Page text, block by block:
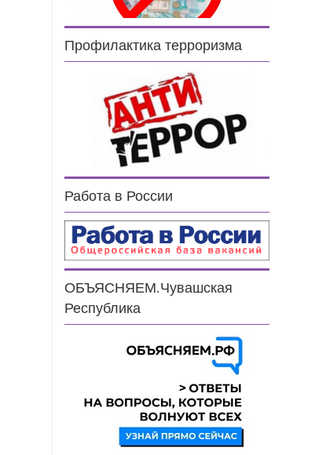
Профилактика терроризма
Работа в России
ОБЪЯСНЯЕМ.Чувашская
Республика